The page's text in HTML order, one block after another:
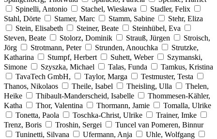
Spinelli, Antonio
Stachel, Wiesława
Stadler, Felix
Stahl, Dörte
Stamer, Marc Stamm, Sabine
Stehr, Eliza
Stein, Elisabeth
Steiner, Beate
Steinhübel, Eva
Steven, Beate
Stolorz, Dominik Strauß, Jürgen
Stroisch,
Jörg
Strotmann, Peter Strunden, Anouchka
Strutzke,
Katharina
Stumpf, Herbert Suhett, Weber
Szymanski,
Simone
Szyszka, Michael Talas, Funda
Tamkus, Kristina
TavaTech GmbH,
Taylor, Marga
Testmuster, Testa
Thanos, Nikolaos
Theile, Isabel Theisling, Ulla
Thelen,
Heike
Thibault-Manderscheid, Isabelle
Thommesen-Kähler,
Katha
Thor, Valentina Thormann, Jamie
Tomalla, Ulrike
Tonetta, Paola
Toschka-Christ, Ulrike
Trainer, Imke
Trenz, Boris
Troshin, Sergei
Tuncel van Pomeren, Binnur
Tuninetti, Silvana
Ufermann, Anja
Uhle, Wolfgang